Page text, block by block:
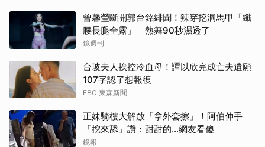
曾馨瑩斷開郭台銘緋聞！辣穿挖洞馬甲「纖
腰長腿全露」 熱舞90秒濕透了
鏡週刊
台玻夫人挨控冷血母！譚以欣完成亡夫遺願
107字認了想報復
EBC 東森新聞
正妹騎樓大解放「拿外套擦」！阿伯伸手
「挖來舔」讚：甜甜的...網友看傻
鏡報